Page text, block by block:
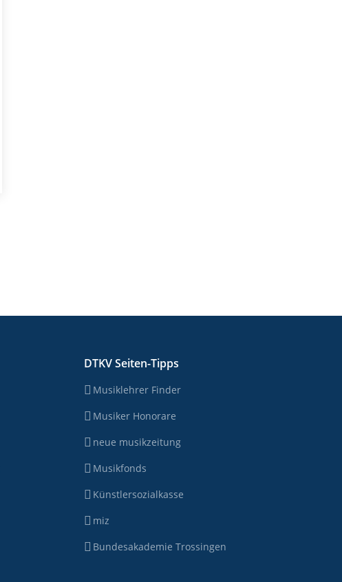
DTKV Seiten-Tipps
Musiklehrer Finder
Musiker Honorare
neue musikzeitung
Musikfonds
Künstlersozialkasse
miz
Bundesakademie Trossingen